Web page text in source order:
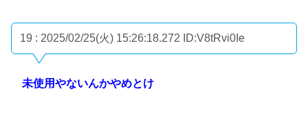
19 : 2025/02/25(火) 15:26:18.272 ID:V8tRvi0Ie
未使用やないんかやめとけ